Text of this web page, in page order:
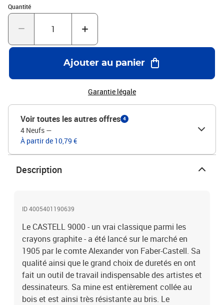
ou à la réalisation dedétails très fins- Vernis écologique à base
d'eau- Mine particulièrementrésistante grâce à un collage spécial-
Disponible à l'unité et dansdifférents étuis
Quantité
Quantité : 1
Ajouter au panier
Garantie légale
Voir toutes les autres offres 4
4 Neufs —
À partir de 10,79 €
Description
ID 4005401190639
Le CASTELL 9000 - un vrai classique parmi les
crayons graphite - a été lancé sur le marché en
1905 par le comte Alexander von Faber-Castell. Sa
qualité ainsi que le grand choix de duretés en ont
fait un outil de travail indispensable des artistes et
dessinateurs. Sa mine est entièrement collée au
bois et est ainsi très résistante au bris. Le